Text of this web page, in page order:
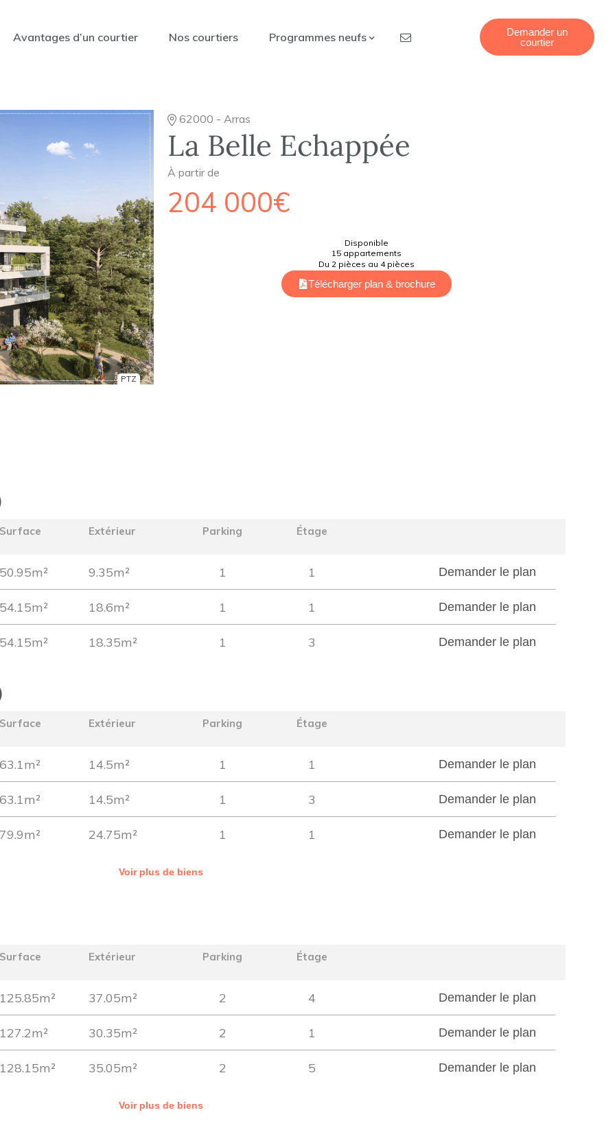
Avantages d’un courtier Nos courtiers Programmes neufs
Demander un
courtier
PTZ
62000 - Arras
La Belle Echappée
À partir de
204 000€
Disponible
15 appartements
Du 2 pièces au 4 pièces
Télécharger plan & brochure
Surface Extérieur Parking Étage
50.95m² 9.35m² 1 1 Demander le plan
54.15m² 18.6m² 1 1 Demander le plan
54.15m² 18.35m² 1 3 Demander le plan
Surface Extérieur Parking Étage
63.1m² 14.5m² 1 1 Demander le plan
63.1m² 14.5m² 1 3 Demander le plan
79.9m² 24.75m² 1 1 Demander le plan
Voir plus de biens
Surface Extérieur Parking Étage
125.85m² 37.05m² 2 4 Demander le plan
127.2m² 30.35m² 2 1 Demander le plan
128.15m² 35.05m² 2 5 Demander le plan
Voir plus de biens